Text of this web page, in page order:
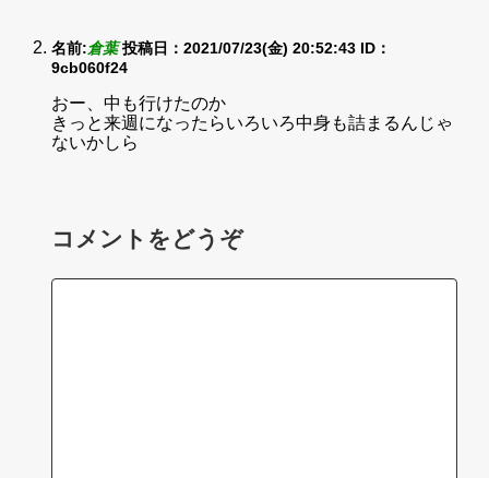
名前:倉葉 投稿日：2021/07/23(金) 20:52:43 ID：
9cb060f24
おー、中も行けたのか
きっと来週になったらいろいろ中身も詰まるんじゃ
ないかしら
コメントをどうぞ